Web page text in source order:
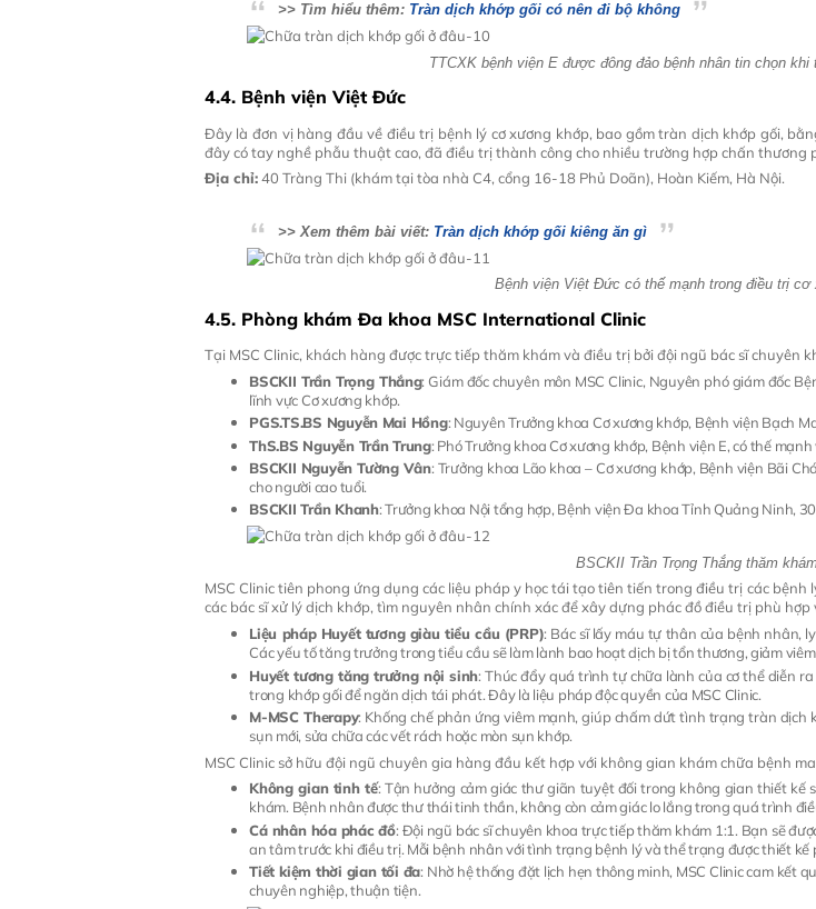
>> Tìm hiểu thêm: Tràn dịch khớp gối có nên đi bộ không
TTCXK bệnh viện E được đông đảo bệnh nhân tin chọn
4.4. Bệnh viện Việt Đức
Đây là đơn vị hàng đầu về điều trị bệnh lý cơ xương khớp, bao gồm tràn dịch khớp gối,
đây có tay nghề phẫu thuật cao, đã điều trị thành công cho nhiều trường hợp chấn thương
Địa chỉ:40 Tràng Thi (khám tại tòa nhà C4, cổng 16-18 Phủ Doãn), Hoàn Kiếm, Hà Nội.
>> Xem thêm bài viết: Tràn dịch khớp gối kiêng ăn gì
Bệnh viện Việt Đức có thế mạnh trong điều trị
4.5. Phòng khám Đa khoa MSC International Clinic
Tại MSC Clinic, khách hàng được trực tiếp thăm khám và điều trị bởi đội ngũ bác sĩ chuyên
BSCKII Trần Trọng Thắng: Giám đốc chuyên môn MSC Clinic, Nguyên phó giám đốc
lĩnh vực Cơ xương khớp.
PGS.TS.BS Nguyễn Mai Hồng: Nguyên Trưởng khoa Cơ xương khớp, Bệnh viện Bạch
ThS.BS Nguyễn Trần Trung: Phó Trưởng khoa Cơ xương khớp, Bệnh viện E, có thế
BSCKII Nguyễn Tường Vân: Trưởng khoa Lão khoa – Cơ xương khớp, Bệnh viện Bãi
cho người cao tuổi.
BSCKII Trần Khanh: Trưởng khoa Nội tổng hợp, Bệnh viện Đa khoa Tỉnh Quảng Ninh,
BSCKII Trần Trọng Thắng thăm
MSC Clinic tiên phong ứng dụng các liệu pháp y học tái tạo tiên tiến trong điều trị các
các bác sĩ xử lý dịch khớp, tìm nguyên nhân chính xác để xây dựng phác đồ điều trị phù hợp
Liệu pháp Huyết tương giàu tiểu cầu (PRP): Bác sĩ lấy máu tự thân của bệnh nhân,
Các yếu tố tăng trưởng trong tiểu cầu sẽ làm lành bao hoạt dịch bị tổn thương, giảm
Huyết tương tăng trưởng nội sinh: Thúc đẩy quá trình tự chữa lành của cơ thể diễn
trong khớp gối để ngăn dịch tái phát. Đây là liệu pháp độc quyền của MSC Clinic.
M-MSC Therapy: Khống chế phản ứng viêm mạnh, giúp chấm dứt tình trạng tràn
sụn mới, sửa chữa các vết rách hoặc mòn sụn khớp.
MSC Clinic sở hữu đội ngũ chuyên gia hàng đầu kết hợp với không gian khám chữa bệnh
Không gian tinh tế: Tận hưởng cảm giác thư giãn tuyệt đối trong không gian thiết kế
khám. Bệnh nhân được thư thái tinh thần, không còn cảm giác lo lắng trong quá trình
Cá nhân hóa phác đồ: Đội ngũ bác sĩ chuyên khoa trực tiếp thăm khám 1:1. Bạn sẽ
an tâm trước khi điều trị. Mỗi bệnh nhân với tình trạng bệnh lý và thể trạng được thiết kế
Tiết kiệm thời gian tối đa: Nhờ hệ thống đặt lịch hẹn thông minh, MSC Clinic cam kết
chuyên nghiệp, thuận tiện.